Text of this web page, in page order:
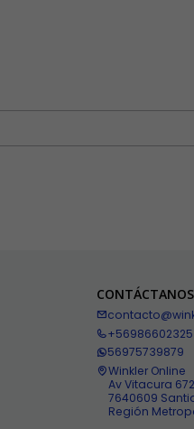
CONTÁCTANOS
+56986602325
56975739879
Winkler Online
Av Vitacura
7640609
Región